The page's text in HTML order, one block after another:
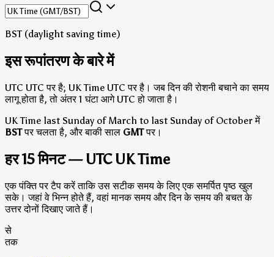
BST (daylight saving time)
इस रूपांतरण के बारे में
UTC UTC पर है; UK Time UTC पर है। जब दिन की रोशनी बचाने का समय
लागू होता है, तो अंतर 1 घंटा आगे UTC हो जाता है।
UK Time last Sunday of March to last Sunday of October में
BSTपर चलता है, और बाकी साल GMTपर।
हर 15 मिनट — UTC UK Time
एक पंक्ति पर टैप करें ताकि उस सटीक समय के लिए एक समर्पित पृष्ठ खुल
सके। जहां वे भिन्न होते हैं, वहां मानक समय और दिन के समय की बचत के
उत्तर दोनों दिखाए जाते हैं।
से
तक